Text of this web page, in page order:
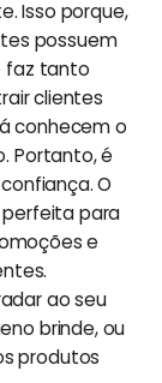
Isso porque,
possuem
faz tanto
clientes
conhecem o
Portanto, é
O
para
e
ao seu
brinde, ou
produtos